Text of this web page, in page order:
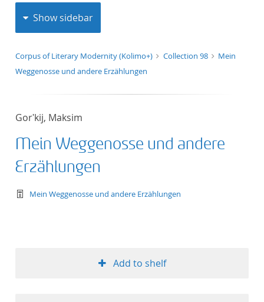
Show sidebar
Corpus of Literary Modernity (Kolimo+) Collection 98
Mein
Weggenosse und andere Erzählungen
Gorʹkij, Maksim
Mein Weggenosse und andere
Erzählungen
text/tg.work+xml
Mein Weggenosse und andere Erzählungen
Add to shelf